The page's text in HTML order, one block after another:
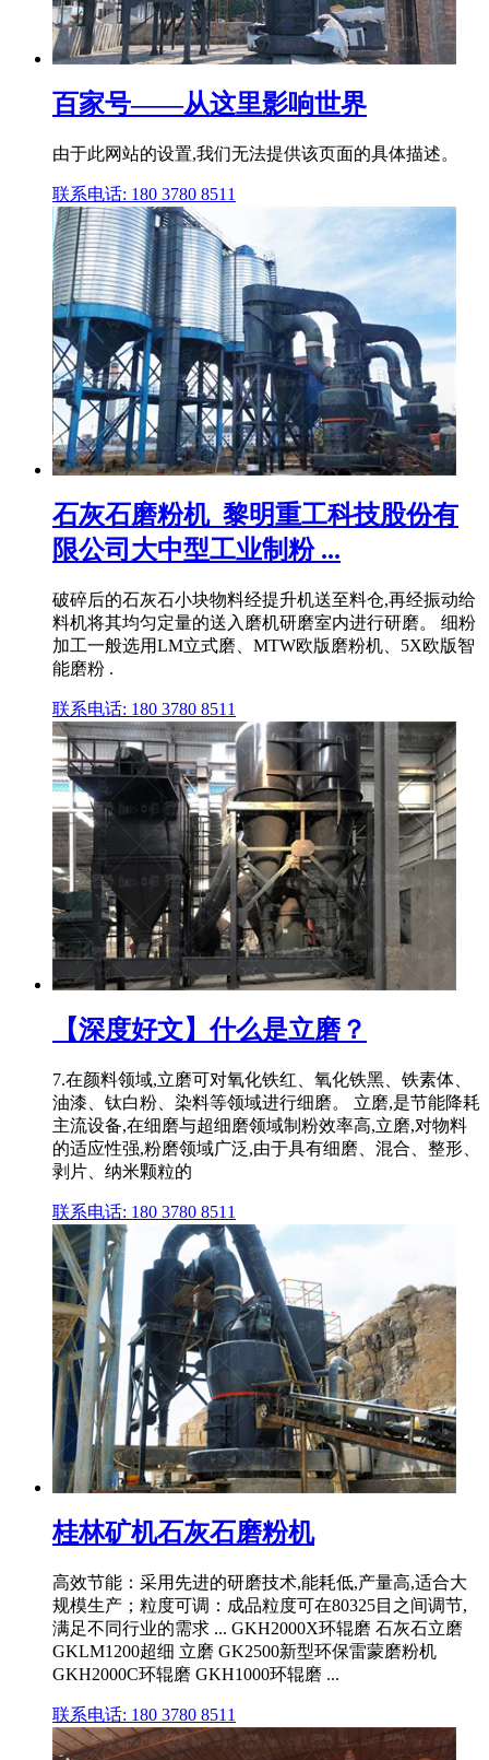
百家号——从这里影响世界
由于此网站的设置,我们无法提供该页面的具体描述。
联系电话: 180 3780 8511
石灰石磨粉机_黎明重工科技股份有
限公司大中型工业制粉 ...
破碎后的石灰石小块物料经提升机送至料仓,再经振动给
料机将其均匀定量的送入磨机研磨室内进行研磨。 细粉
加工一般选用LM立式磨、MTW欧版磨粉机、5X欧版智
能磨粉 .
联系电话: 180 3780 8511
【深度好文】什么是立磨？
7.在颜料领域,立磨可对氧化铁红、氧化铁黑、铁素体、
油漆、钛白粉、染料等领域进行细磨。 立磨,是节能降耗
主流设备,在细磨与超细磨领域制粉效率高,立磨,对物料
的适应性强,粉磨领域广泛,由于具有细磨、混合、整形、
剥片、纳米颗粒的
联系电话: 180 3780 8511
桂林矿机石灰石磨粉机
高效节能：采用先进的研磨技术,能耗低,产量高,适合大
规模生产；粒度可调：成品粒度可在80325目之间调节,
满足不同行业的需求 ... GKH2000X环辊磨 石灰石立磨
GKLM1200超细 立磨 GK2500新型环保雷蒙磨粉机
GKH2000C环辊磨 GKH1000环辊磨 ...
联系电话: 180 3780 8511